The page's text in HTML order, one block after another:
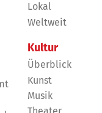
Lokal
Weltweit
Kultur
Überblick
Kunst
Musik